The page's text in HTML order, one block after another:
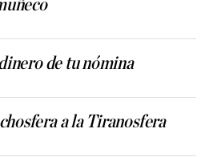
de tu nómina
a la Tiranosfera